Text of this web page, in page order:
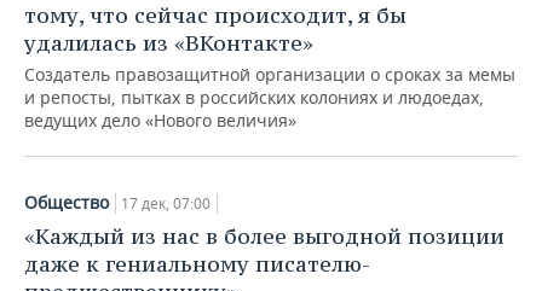
тому, что сейчас происходит, я бы
удалилась из «ВКонтакте»
Создатель правозащитной организации о сроках за мемы
и репосты, пытках в российских колониях и людоедах,
ведущих дело «Нового величия»
Общество 17 дек, 07:00
«Каждый из нас в более выгодной позиции
даже к гениальному писателю-